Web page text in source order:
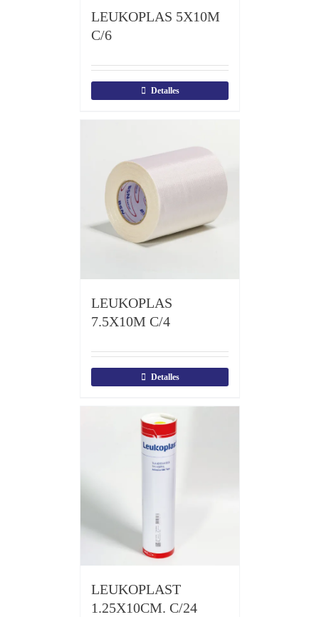
LEUKOPLAS 5X10M
C/6
Detalles
LEUKOPLAS
7.5X10M C/4
Detalles
LEUKOPLAST
1.25X10CM. C/24